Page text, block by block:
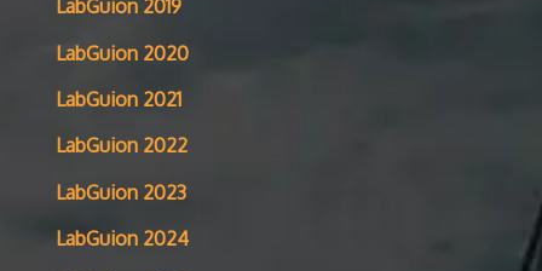
LabGuion 2019
LabGuion 2020
LabGuion 2021
LabGuion 2022
LabGuion 2023
LabGuion 2024